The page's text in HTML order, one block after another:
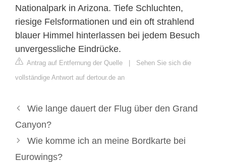
Nationalpark in Arizona. Tiefe Schluchten,
riesige Felsformationen und ein oft strahlend
blauer Himmel hinterlassen bei jedem Besuch
unvergessliche Eindrücke.
Antrag auf Entfernung der Quelle | Sehen Sie sich die
vollständige Antwort auf dertour.de an
Wie lange dauert der Flug über den Grand
Canyon?
Wie komme ich an meine Bordkarte bei
Eurowings?